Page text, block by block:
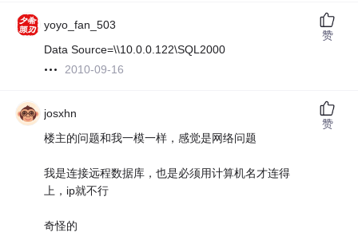
yoyo_fan_503
Data Source=\\10.0.0.122\SQL2000
2010-09-16
赞
josxhn
楼主的问题和我一模一样，感觉是网络问题
我是连接远程数据库，也是必须用计算机名才连得
上，ip就不行
奇怪的
赞